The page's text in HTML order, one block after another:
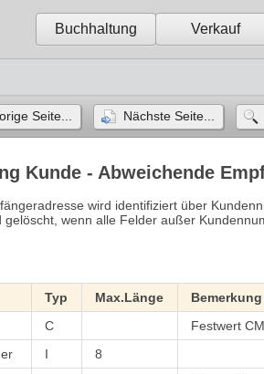
Buchhaltung Verkauf
Seite... Nächste Seite...
Kunde - Abweichende
wird identifiziert über
gelöscht, wenn alle Felder außer
Typ Max.Länge
Bemerkung
C
Festwert
I 8